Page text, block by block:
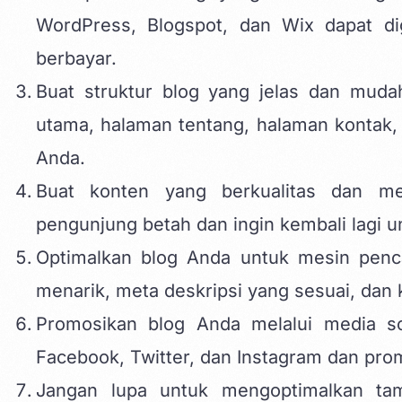
WordPress, Blogspot, dan Wix dapat
berbayar.
Buat struktur blog yang jelas dan
utama, halaman tentang, halaman
Anda.
Buat konten yang berkualitas dan
pengunjung betah dan ingin kembali lagi
Optimalkan blog Anda untuk mesin
menarik, meta deskripsi yang sesuai,
Promosikan blog Anda melalui media
Facebook, Twitter, dan Instagram dan
Jangan lupa untuk mengoptimalkan